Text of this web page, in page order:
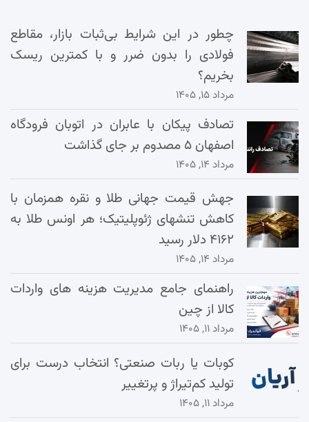
چطور در این شرایط بی‌ثبات بازار، مقاطع
فولادی را بدون ضرر و با کمترین ریسک
بخریم؟
مرداد ۱۵, ۱۴۰۵
تصادف پیکان با عابران در اتوبان فرودگاه
اصفهان ۵ مصدوم بر جای گذاشت
مرداد ۱۴, ۱۴۰۵
جهش قیمت جهانی طلا و نقره همزمان با
کاهش تنشهای ژئوپلیتیک؛ هر اونس طلا به
۴۱۶۲ دلار رسید
مرداد ۱۴, ۱۴۰۵
راهنمای جامع مدیریت هزینه‌ های واردات
کالا از چین
مرداد ۱۱, ۱۴۰۵
کوبات یا ربات صنعتی؟ انتخاب درست برای
تولید کم‌تیراژ و پرتغییر
مرداد ۱۱, ۱۴۰۵